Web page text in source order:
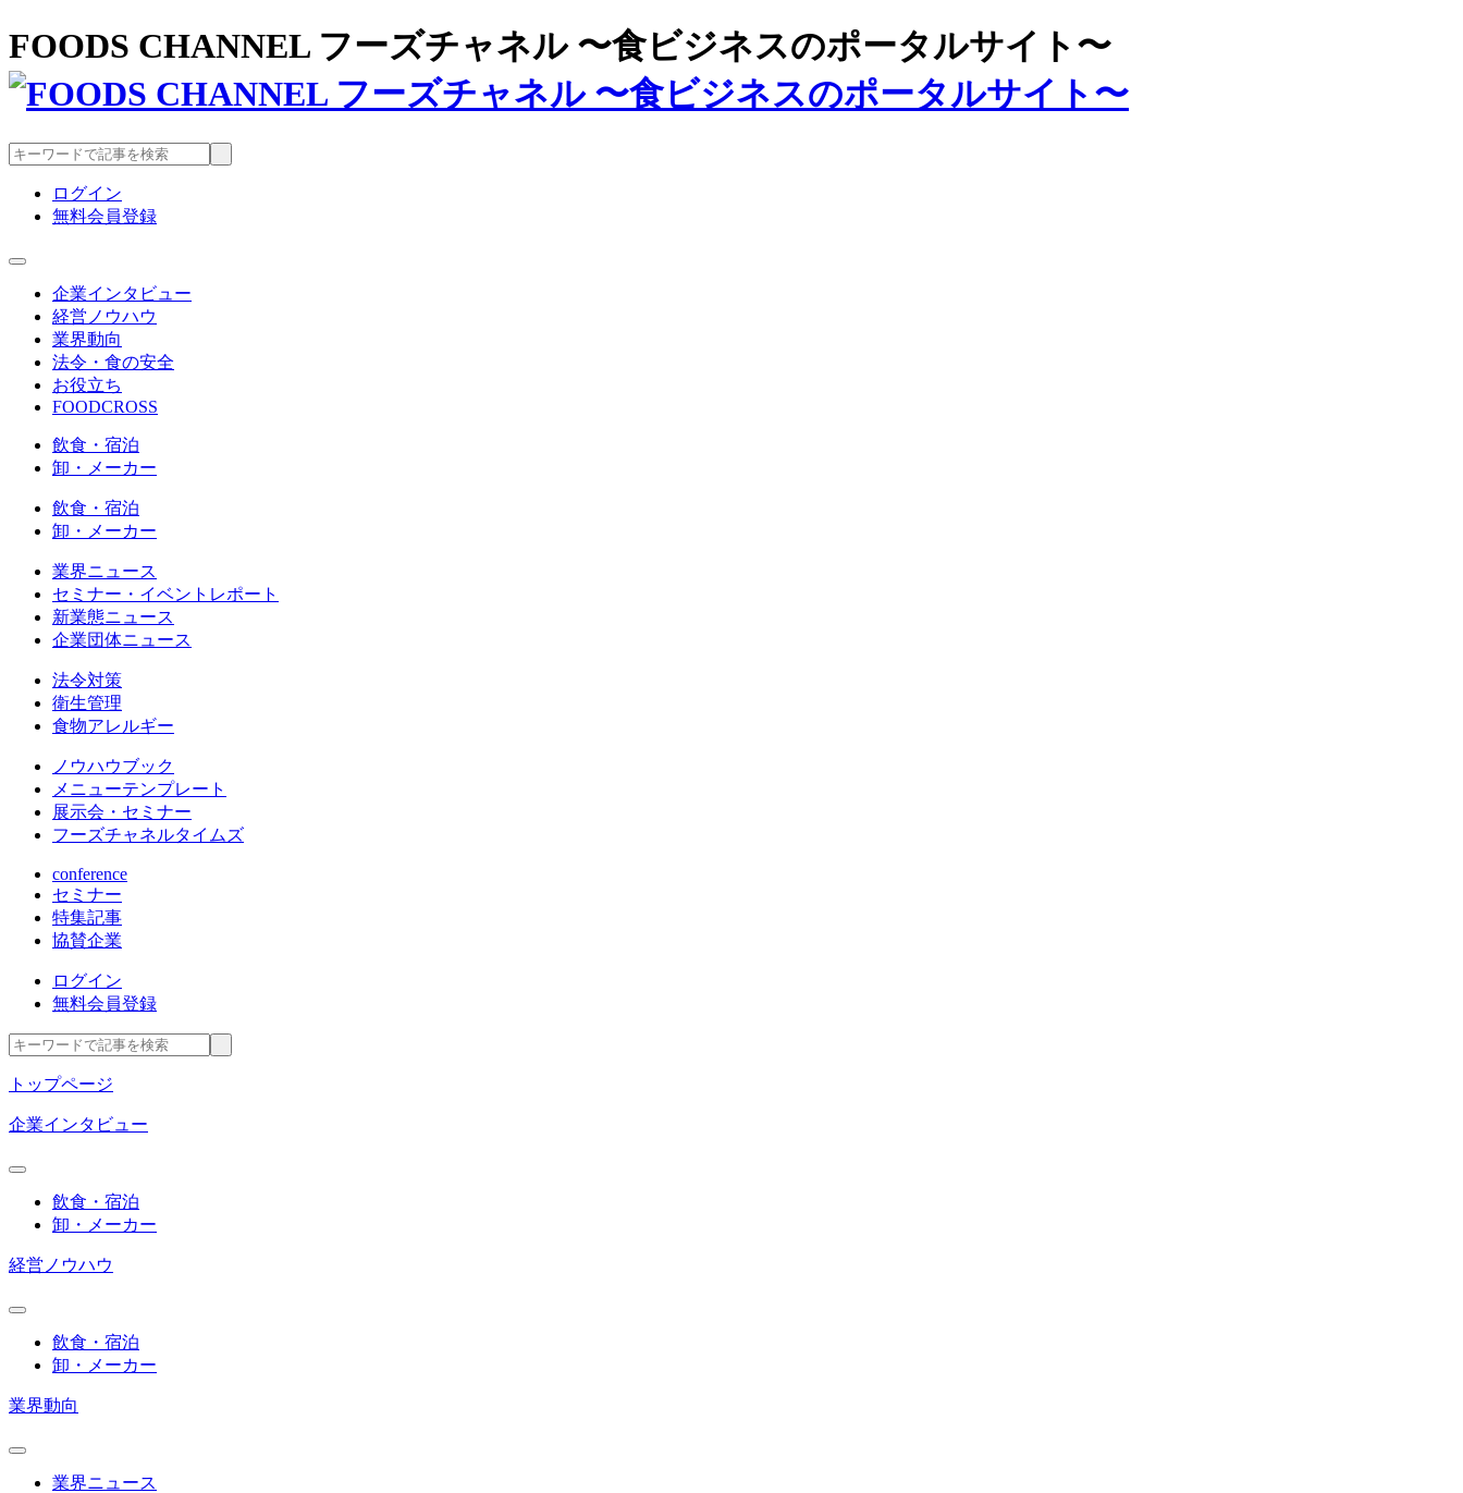
FOODS CHANNEL フーズチャネル 〜食ビジネスのポータルサイト〜
ログイン
無料会員登録
企業インタビュー
経営ノウハウ
業界動向
法令・食の安全
お役立ち
FOODCROSS
飲食・宿泊
卸・メーカー
飲食・宿泊
卸・メーカー
業界ニュース
セミナー・イベントレポート
新業態ニュース
企業団体ニュース
法令対策
衛生管理
食物アレルギー
ノウハウブック
メニューテンプレート
展示会・セミナー
フーズチャネルタイムズ
conference
セミナー
特集記事
協賛企業
ログイン
無料会員登録
トップページ
企業インタビュー
飲食・宿泊
卸・メーカー
経営ノウハウ
飲食・宿泊
卸・メーカー
業界動向
業界ニュース